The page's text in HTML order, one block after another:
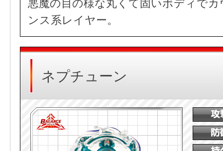
悪魔の目の様な丸くて固いボディで
ンス系レイヤー。
ネプチューン